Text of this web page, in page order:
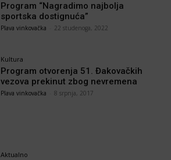
Program “Nagradimo najbolja
sportska dostignuća”
Plava vinkovačka 22 studenoga, 2022
Kultura
Program otvorenja 51. Đakovačkih
vezova prekinut zbog nevremena
Plava vinkovačka 8 srpnja, 2017
Aktualno